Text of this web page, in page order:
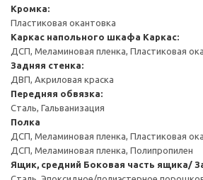
Кромка:
Пластиковая окантовка
Каркас напольного шкафа Каркас:
ДСП, Меламиновая пленка, Пластиковая
Задняя стенка:
ДВП, Акриловая краска
Передняя обвязка:
Сталь, Гальванизация
Полка
ДСП, Меламиновая пленка, Пластиковая
ДСП, Меламиновая пленка, Полипропилен
Ящик, средний Боковая часть ящика/